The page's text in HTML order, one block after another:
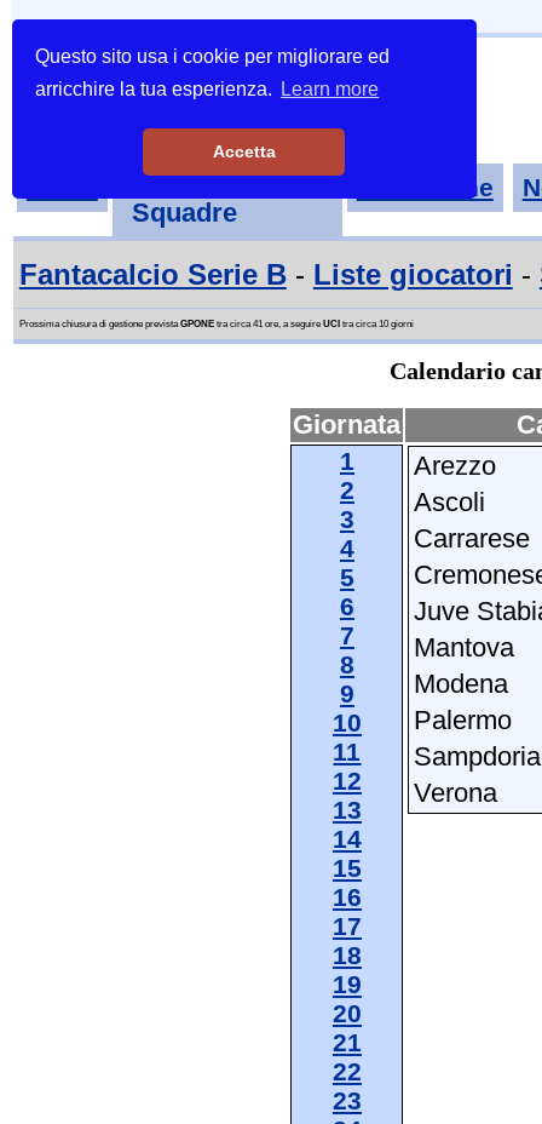
Questo sito usa i cookie per migliorare ed
arricchire la tua esperienza.
Learn more
Accetta
Tornei-
Squadre
Classifiche
Fantacalcio Serie B- Liste giocatori -
Prossima chiusura di gestione previstaGPONEtra circa 41 ore, a seguire UCI tra circa 10 giorni
Calendario
Giornata
1
2
3
4
5
6
7
8
9
10
11
12
13
14
15
16
17
18
19
20
21
22
23
Arezzo
Ascoli
Carrarese
Juve
Mantova
Modena
Palermo
Sampdoria
Verona